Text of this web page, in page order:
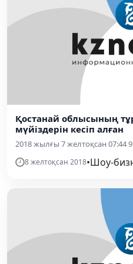
Қостанай облысының
мүйіздерін кесіп алған
2018 жылғы 7 желтоқсан 07:44
8 желтоқсан 2018•Шоу-